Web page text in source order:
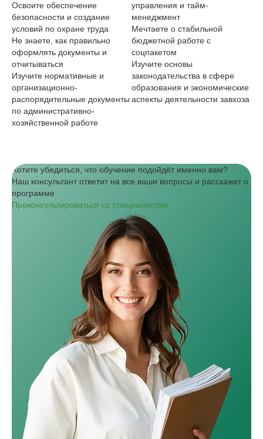
Освоите обеспечение
безопасности и создание
условий по охране труда
Не знаете, как правильно
оформлять документы и
отчитываться
Изучите нормативные и
организационно-
распорядительные документы
по административно-
хозяйственной работе
управления и тайм-
менеджмент
Мечтаете о стабильной
бюджетной работе с
соцпакетом
Изучите основы
законодательства в сфере
образования и экономические
аспекты деятельности завхоза
Хотите убедиться, что обучение подойдёт именно вам?
Наш консультант ответит на все ваши вопросы и расскажет о
программе
Проконсультироваться со специалистом